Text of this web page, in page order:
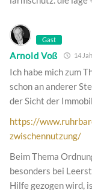
Gast
Arnold Voß 14
Ich habe mich zum
schon an anderer
der Sicht der
https://
zwischennutzung/
Beim Thema
besonders bei
Hilfe gezogen wird,